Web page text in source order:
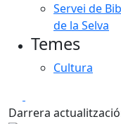
Servei de
de la Selva
Temes
Cultura
Darrera